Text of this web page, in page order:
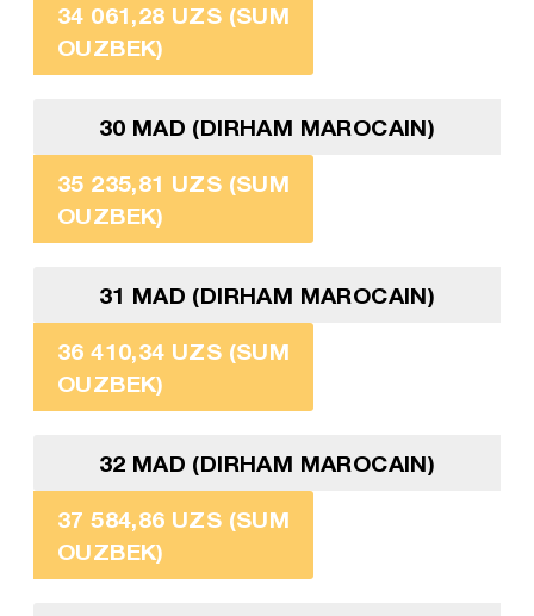
34 061,28 UZS (SUM
OUZBEK)
30 MAD (DIRHAM MAROCAIN)
35 235,81 UZS (SUM
OUZBEK)
31 MAD (DIRHAM MAROCAIN)
36 410,34 UZS (SUM
OUZBEK)
32 MAD (DIRHAM MAROCAIN)
37 584,86 UZS (SUM
OUZBEK)